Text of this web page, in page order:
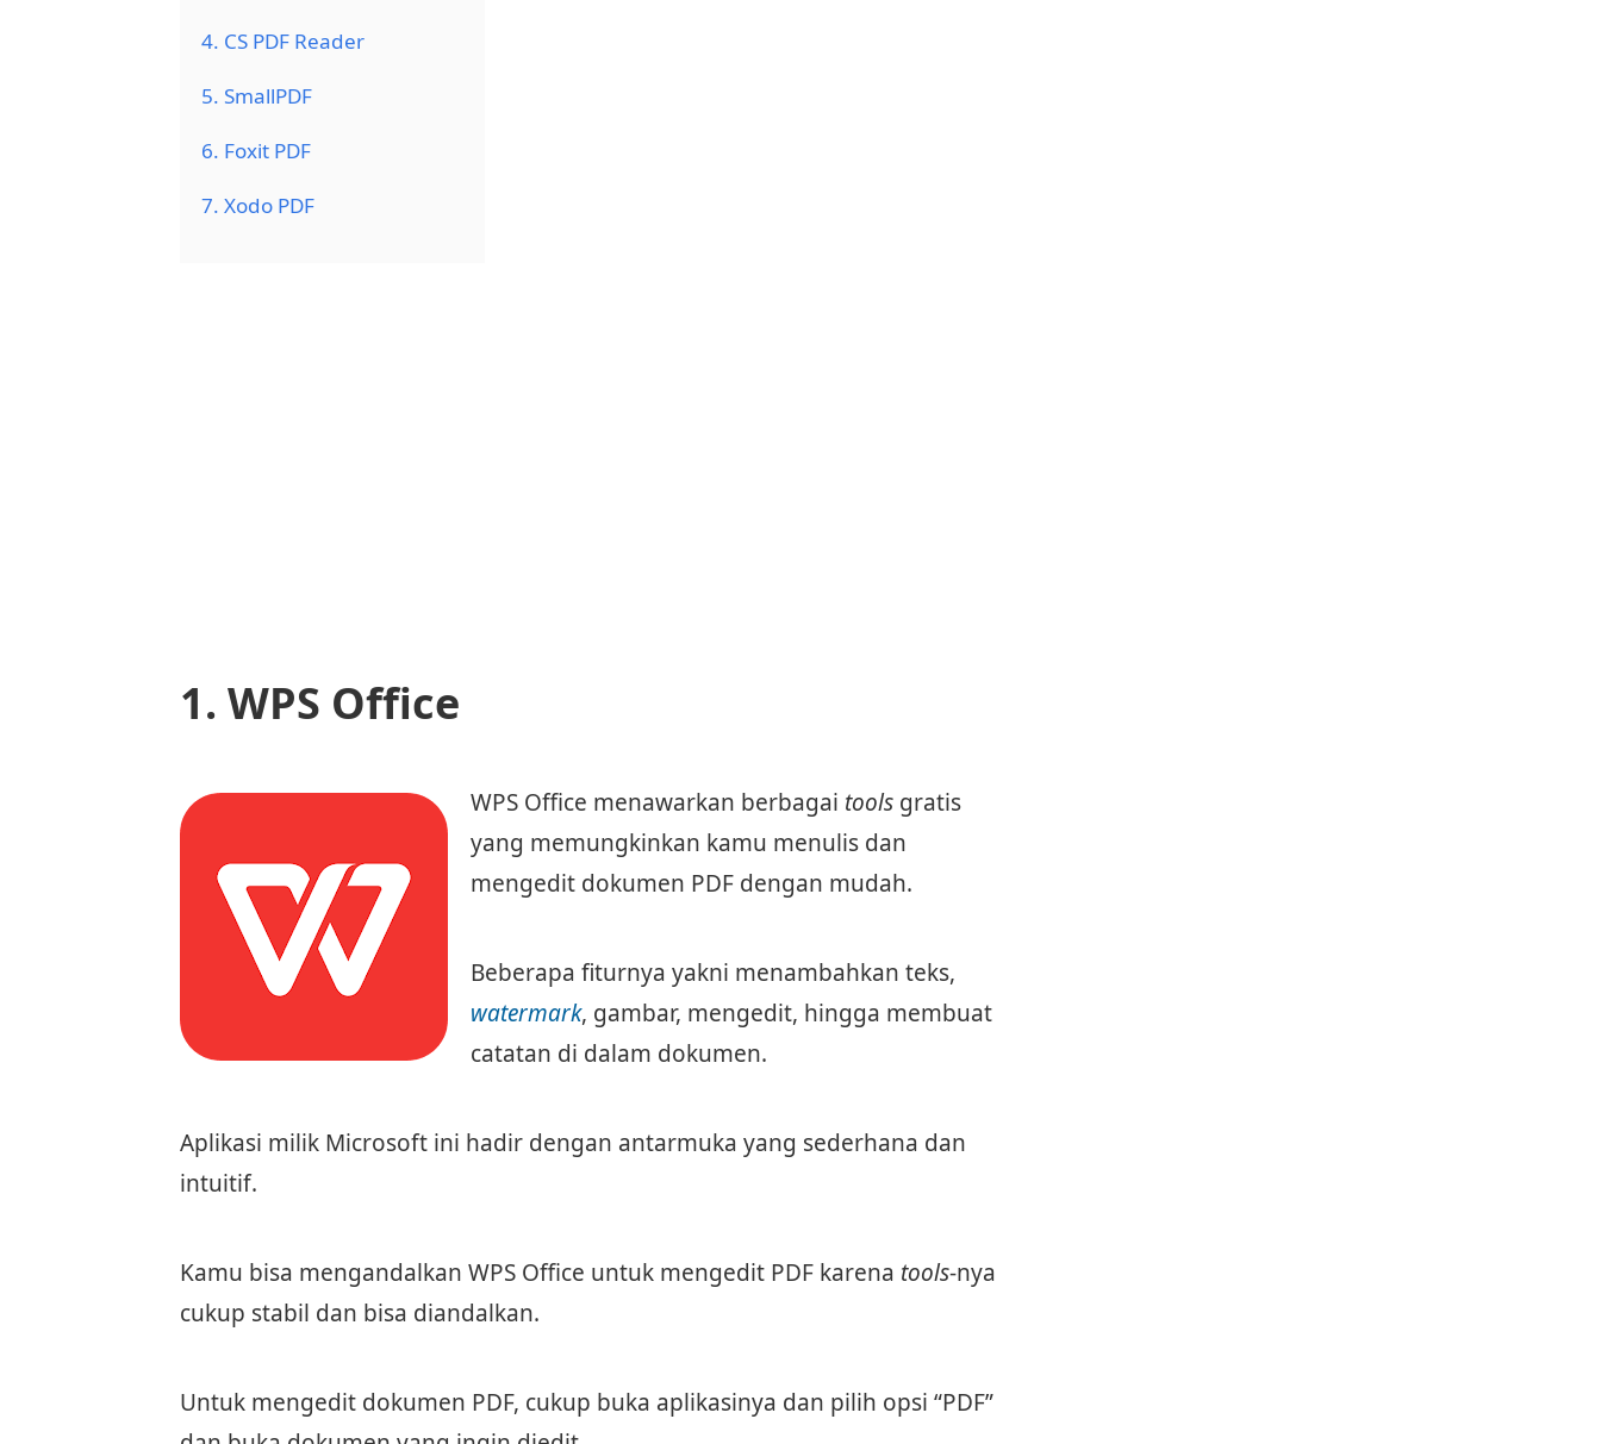
4. CS PDF Reader
5. SmallPDF
6. Foxit PDF
7. Xodo PDF
1. WPS Office
WPS Office menawarkan berbagai toolsgratis
yang memungkinkan kamu menulis dan
mengedit dokumen PDF dengan mudah.
Beberapa fiturnya yakni menambahkan teks,
watermark, gambar, mengedit, hingga membuat
catatan di dalam dokumen.
Aplikasi milik Microsoft ini hadir dengan antarmuka yang sederhana dan
intuitif.
Kamu bisa mengandalkan WPS Office untuk mengedit PDF karena tools-nya
cukup stabil dan bisa diandalkan.
Untuk mengedit dokumen PDF, cukup buka aplikasinya dan pilih opsi “PDF”